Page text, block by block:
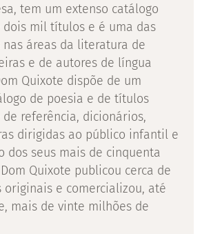
tem um extenso catálogo
dois mil títulos e é uma das
áreas da literatura de
e de autores de língua
Quixote dispõe de um
de poesia e de títulos
referência, dicionários,
dirigidas ao público infantil e
dos seus mais de cinquenta
Quixote publicou cerca de
e comercializou, até
mais de vinte milhões de